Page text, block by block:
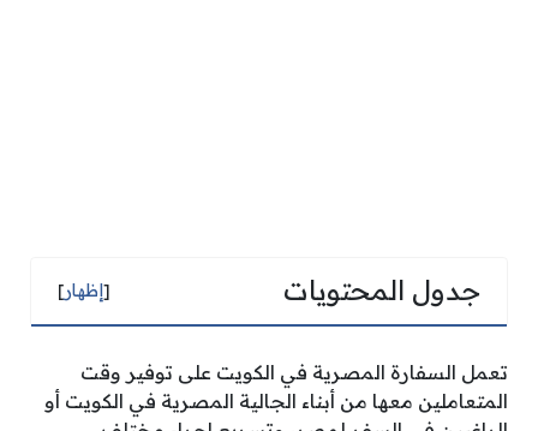
جدول المحتويات [إظهار]
تعمل السفارة المصرية في الكويت على توفير وقت
المتعاملين معها من أبناء الجالية المصرية في الكويت أو